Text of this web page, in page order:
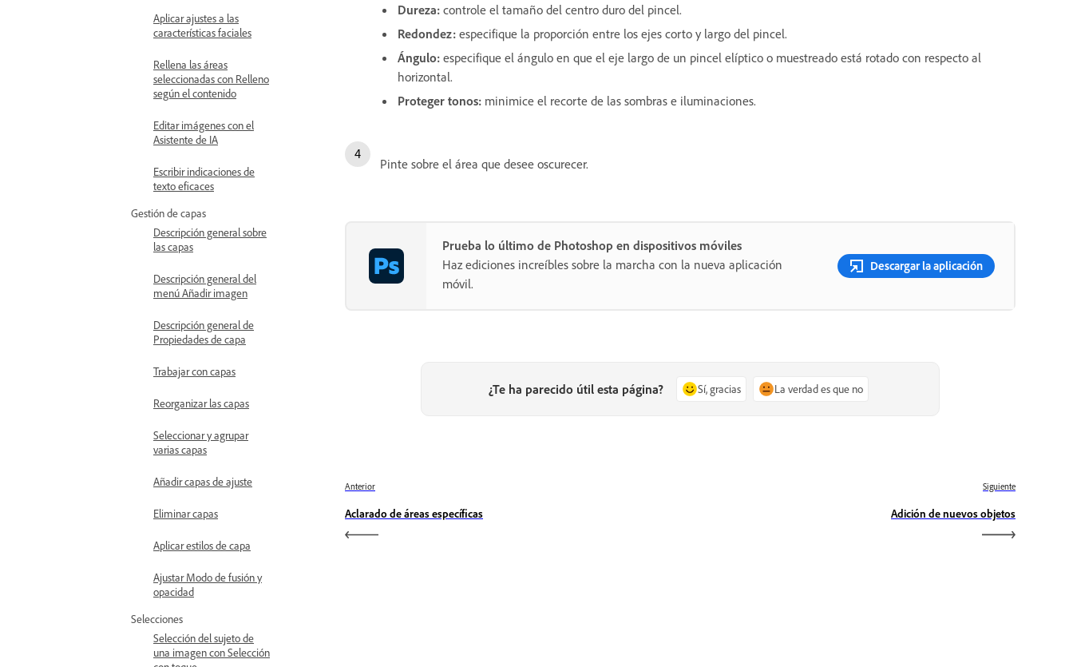
Aplicar ajustes a las
características faciales
Rellena las áreas
seleccionadas con Relleno
según el contenido
Editar imágenes con el
Asistente de IA
Escribir indicaciones de
texto eficaces
Gestión de capas
Descripción general sobre
las capas
Descripción general del
menú Añadir imagen
Descripción general de
Propiedades de capa
Trabajar con capas
Reorganizar las capas
Seleccionar y agrupar
varias capas
Añadir capas de ajuste
Eliminar capas
Aplicar estilos de capa
Ajustar Modo de fusión y
opacidad
Selecciones
Selección del sujeto de
una imagen con Selección
Dureza: controle el tamaño del centro duro del pincel.
Redondez: especifique la proporción entre los ejes corto y largo del pincel.
Ángulo: especifique el ángulo en que el eje largo de un pincel elíptico o muestreado está rotado con respecto al
horizontal.
Proteger tonos: minimice el recorte de las sombras e iluminaciones.
Pinte sobre el área que desee oscurecer.
Prueba lo último de Photoshop en dispositivos móviles
Haz ediciones increíbles sobre la marcha con la nueva aplicación
móvil.
Descargar la aplicación
¿Te ha parecido útil esta página? Sí, gracias La verdad es que no
Anterior
Aclarado de áreas específicas
Siguiente
Adición de nuevos objetos